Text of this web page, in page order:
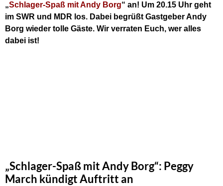
„Schlager-Spaß mit Andy Borg“ an! Um 20.15 Uhr geht
im SWR und MDR los. Dabei begrüßt Gastgeber Andy
Borg wieder tolle Gäste. Wir verraten Euch, wer alles
dabei ist!
„Schlager-Spaß mit Andy Borg“: Peggy
March kündigt Auftritt an